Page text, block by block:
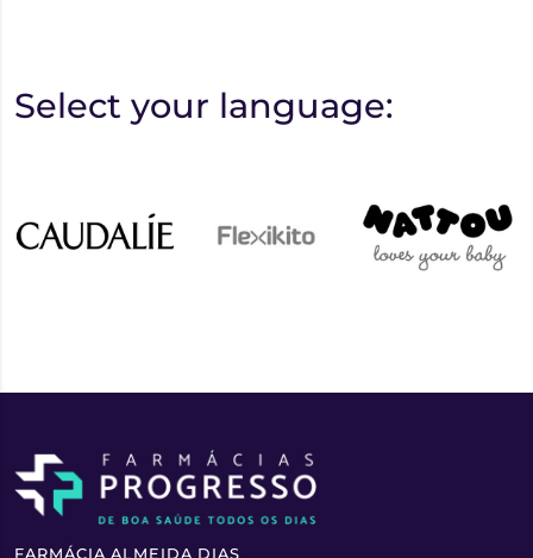
Select your language:
FARMÁCIA ALMEIDA DIAS